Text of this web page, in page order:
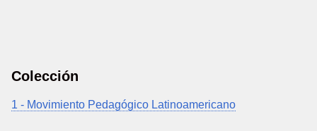
Colección
1 - Movimiento Pedagógico Latinoamericano